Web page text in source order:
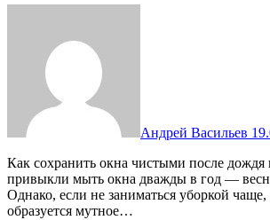
Андрей Васильев
Как сохранить окна чистыми после дождя и снега Многие
привыкли мыть окна дважды в год —
Однако, если не заниматься уборкой чаще,
образуется мутное…